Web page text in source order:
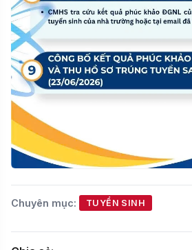
Chuyên mục: TUYỂN SINH